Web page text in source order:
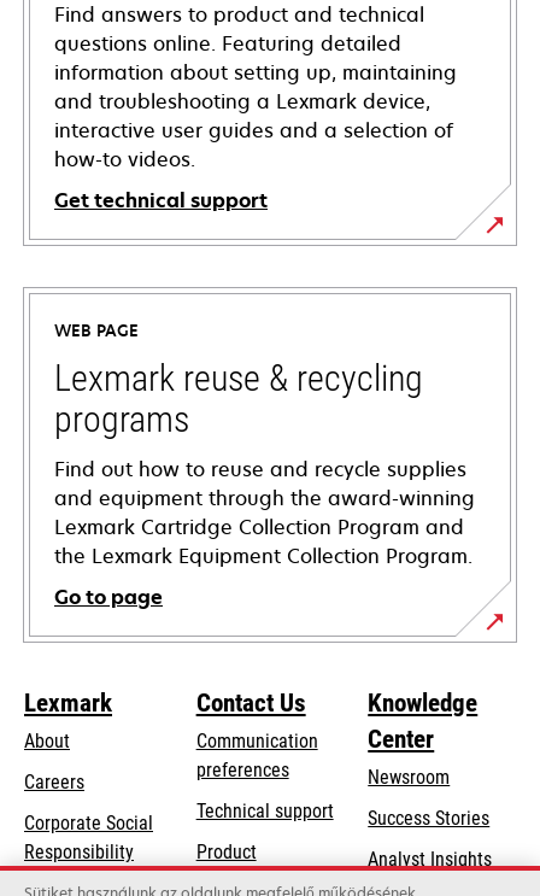
Find answers to product and technical
questions online. Featuring detailed
information about setting up, maintaining
and troubleshooting a Lexmark device,
interactive user guides and a selection of
how-to videos.
Get technical support
opens
in
new
tab
WEB PAGE
Lexmark reuse & recycling
programs
Find out how to reuse and recycle supplies
and equipment through the award-winning
Lexmark Cartridge Collection Program and
the Lexmark Equipment Collection Program.
Go to page
Lexmark
About
Careers
Corporate Social
Responsibilityopens
Contact Us
Communication
preferences
Technical supportopens
a
Product
registration
Knowledge
Center
Newsroom
Success Stories
Analyst Insights